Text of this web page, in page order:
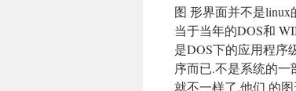
图 形界面并不是
当于当年的DOS和
是DOS下的应用程序
序而已.不是系统的
就不一样了,他们 的